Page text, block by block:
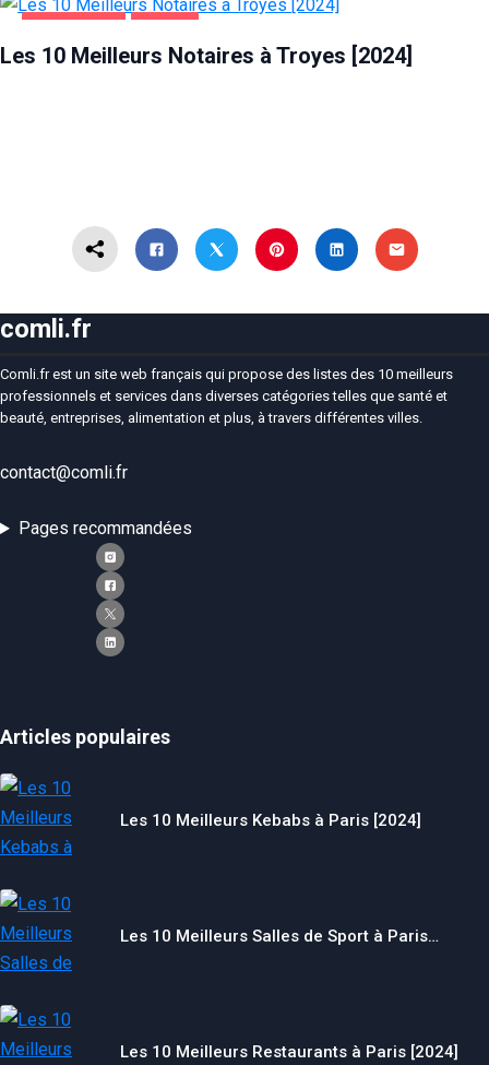
Les 10 Meilleurs Notaires à Troyes [2024]
comli.fr
Comli.fr est un site web français qui propose des listes des 10 meilleurs
professionnels et services dans diverses catégories telles que santé et
beauté, entreprises, alimentation et plus, à travers différentes villes.
contact@comli.fr
Pages recommandées
Articles populaires
Les 10 Meilleurs Kebabs à Paris [2024]
Les 10 Meilleurs Salles de Sport à Paris…
Les 10 Meilleurs Restaurants à Paris [2024]